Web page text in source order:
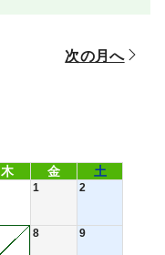
次の月へ
木 金 土
1 2
8 9